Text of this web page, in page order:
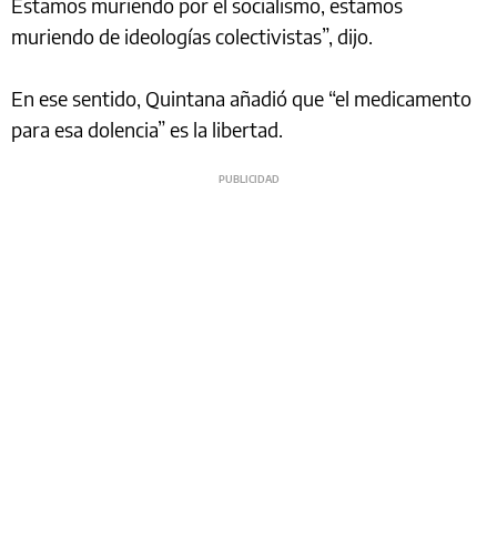
Estamos muriendo por el socialismo, estamos
muriendo de ideologías colectivistas”, dijo.
En ese sentido, Quintana añadió que “el medicamento
para esa dolencia” es la libertad.